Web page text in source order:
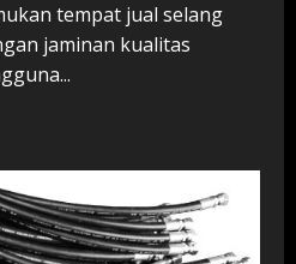
tempat jual selang
jaminan kualitas